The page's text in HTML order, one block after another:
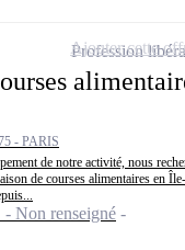
- PARIS
de notre activité, nous
de courses alimentaires en
Non renseigné
Profession
Ajouter cette